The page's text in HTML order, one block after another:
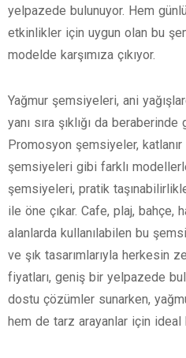
yelpazede bulunuyor. Hem
etkinlikler için uygun olan bu
modelde karşımıza çıkıyor.
Yağmur şemsiyeleri, ani
yanı sıra şıklığı da
Promosyon şemsiyeler,
şemsiyeleri gibi farklı
şemsiyeleri, pratik
ile öne çıkar. Cafe, plaj, bahçe,
alanlarda kullanılabilen bu
ve şık tasarımlarıyla herkesin
fiyatları, geniş bir yelpazede
dostu çözümler sunarken,
hem de tarz arayanlar için ideal